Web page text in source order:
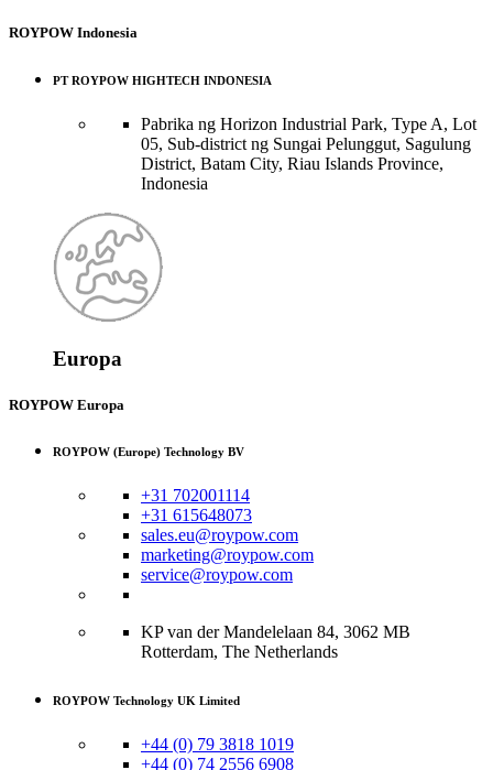
ROYPOW Indonesia
PT ROYPOW HIGHTECH INDONESIA
Pabrika ng Horizon Industrial Park, Type A, Lot
05, Sub-district ng Sungai Pelunggut, Sagulung
District, Batam City, Riau Islands Province,
Indonesia
Europa
ROYPOW Europa
ROYPOW (Europe) Technology BV
+31 702001114
+31 615648073
sales.eu@roypow.com
marketing@roypow.com
service@roypow.com
KP van der Mandelelaan 84, 3062 MB
Rotterdam, The Netherlands
ROYPOW Technology UK Limited
+44 (0) 79 3818 1019
+44 (0) 74 2556 6908